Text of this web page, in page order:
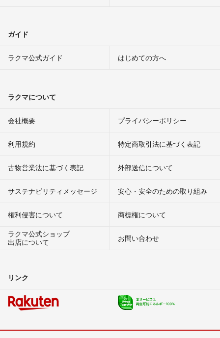
ガイド
ラクマ公式ガイド はじめての方へ
ラクマについて
会社概要 プライバシーポリシー
利用規約 特定商取引法に基づく表記
古物営業法に基づく表記 外部送信について
サステナビリティメッセージ 安心・安全のための取り組み
権利侵害について
商標権について
ラクマ公式ショップ
出店について
お問い合わせ
リンク